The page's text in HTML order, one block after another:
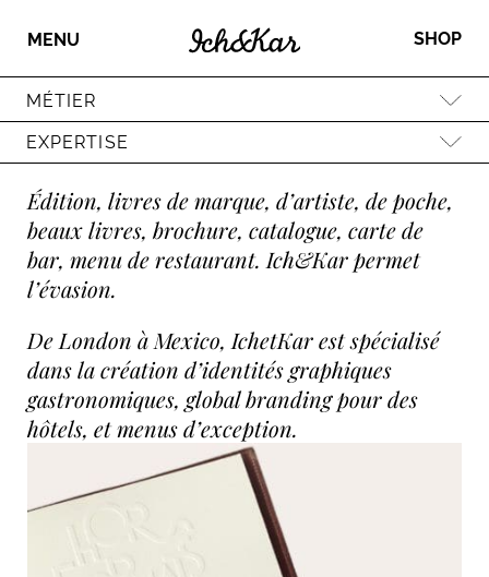
MENU SHOP
MÉTIER
EXPERTISE
Édition, livres de marque, d’artiste, de poche,
beaux livres, brochure, catalogue, carte de
bar, menu de restaurant. Ich&Kar permet
l’évasion.
De London à Mexico, IchetKar est spécialisé
dans la création d’identités graphiques
gastronomiques, global branding pour des
hôtels, et menus d’exception.